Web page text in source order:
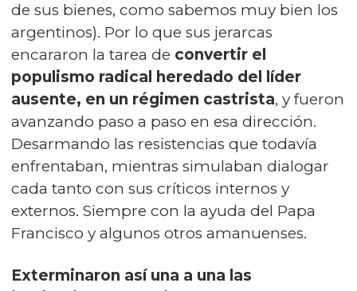
de sus bienes, como sabemos muy bien los
argentinos). Por lo que sus jerarcas
encararon la tarea de convertir el
populismo radical heredado del líder
ausente, en un régimen castrista, y fueron
avanzando paso a paso en esa dirección.
Desarmando las resistencias que todavía
enfrentaban, mientras simulaban dialogar
cada tanto con sus críticos internos y
externos. Siempre con la ayuda del Papa
Francisco y algunos otros amanuenses.
Exterminaron así una a una las